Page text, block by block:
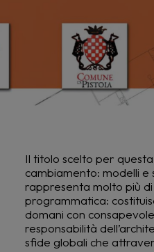
Il titolo scelto per
cambiamento: modelli e
rappresenta molto più
programmatica:
domani con
responsabilità
sfide globali che